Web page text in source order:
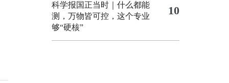
科学报国正当时｜什么都能
测，万物皆可控，这个专业
够“硬核”
10